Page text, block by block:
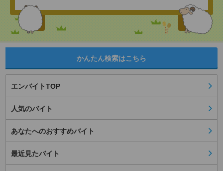
かんたん検索はこちら
エンバイトTOP
人気のバイト
あなたへのおすすめバイト
最近見たバイト